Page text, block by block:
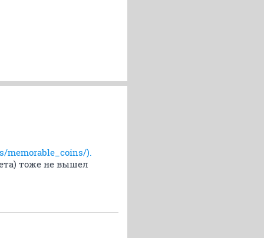
memorable_coins/).
тоже не вышел